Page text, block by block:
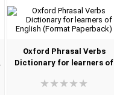
Oxford Phrasal Verbs
Dictionary for learners of